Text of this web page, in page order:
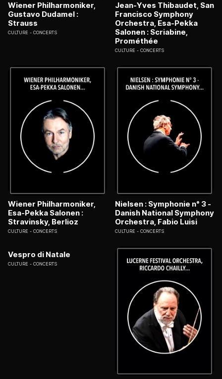
Wiener Philharmoniker,
Gustavo Dudamel :
Strauss
CULTURE CONCERTS
Jean-Yves Thibaudet, San
Francisco Symphony
Orchestra, Esa-Pekka
Salonen : Scriabine,
Prométhée
CULTURE CONCERTS
Wiener Philharmoniker,
Esa-Pekka Salonen :
Stravinsky, Berlioz
CULTURE CONCERTS
Nielsen : Symphonie n° 3 -
Danish National Symphony
Orchestra, Fabio Luisi
CULTURE CONCERTS
Vespro di Natale
CULTURE CONCERTS